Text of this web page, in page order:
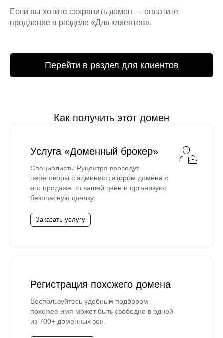
Если вы хотите сохранить домен — оплатите
продление в разделе «Для клиентов».
Перейти в раздел для клиентов
Как получить этот домен
Услуга «Доменный брокер»
Специалисты Руцентра проведут
переговоры с администратором домена о
его продаже по вашей цене и организуют
безопасную сделку.
Заказать услугу
Регистрация похожего домена
Воспользуйтесь удобным подбором —
похожее имя может быть свободно в одной
из 700+ доменных зон.